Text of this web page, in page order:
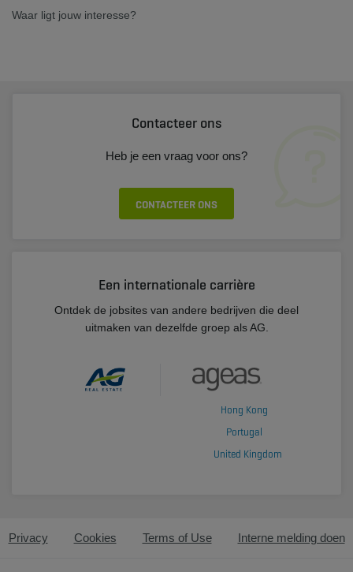
Waar ligt jouw interesse?
Contacteer ons
Heb je een vraag voor ons?
CONTACTEER ONS
Een internationale carrière
Ontdek de jobsites van andere bedrijven die deel
uitmaken van dezelfde groep als AG.
Hong Kong
Portugal
United Kingdom
Privacy Cookies Terms of Use Interne melding doen